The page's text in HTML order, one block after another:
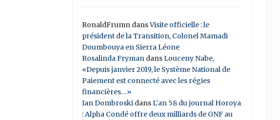
RonaldFrumndansVisite officielle : le
président de la Transition, Colonel Mamadi
Doumbouya en Sierra Léone
Rosalinda FrymandansLouceny Nabe,
«Depuis janvier 2019, le Système National de
Paiement est connecté avec les régies
financières…»
Ian DombroskidansL’an 58 du journal Horoya
: Alpha Condé offre deux milliards de GNF au